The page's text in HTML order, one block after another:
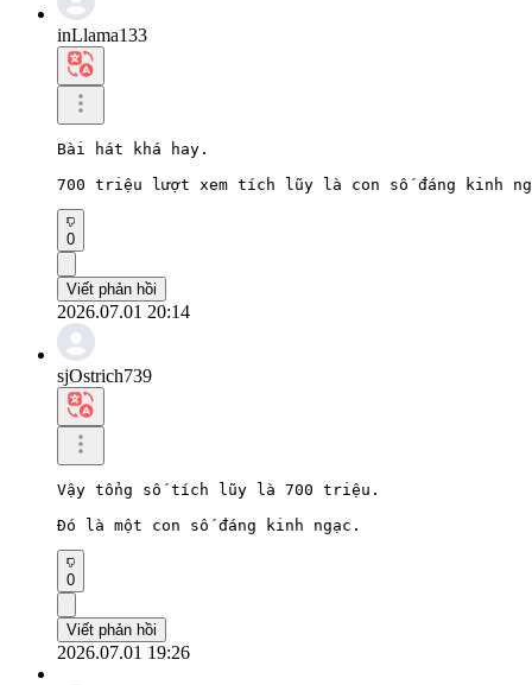
inLlama133
Bài hát khá hay.
700 triệu lượt xem tích lũy là con số đáng kinh
0
Viết phản hồi
2026.07.01 20:14
sjOstrich739
Vậy tổng số tích lũy là 700 triệu.
Đó là một con số đáng kinh ngạc.
0
Viết phản hồi
2026.07.01 19:26